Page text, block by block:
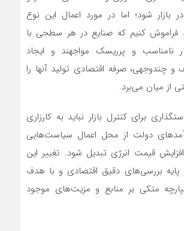
بازار شود؛ اما در مورد اعمال این نوع
فراموش کنیم که صنایع در هر سطحی با
نامناسب و پرریسک مواجهند و ایجاد
چندوجهی، صرفه اقتصادی تولید آنها را
از میان می‌برد.
برای کنترل بازار نباید به کارزاری
دولت از محل اعمال سیاست‌هایی
قیمت انرژی تبدیل شود. تغییر این
پایه بررسی‌های دقیق اقتصادی و با هدف
متکی بر منابع و مزیت‌های موجود